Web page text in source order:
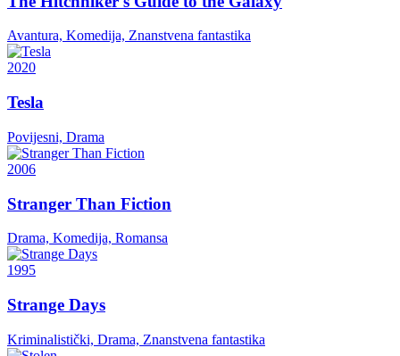
Avantura, Komedija, Znanstvena fantastika
2020
Tesla
Povijesni, Drama
2006
Stranger Than Fiction
Drama, Komedija, Romansa
1995
Strange Days
Kriminalistički, Drama, Znanstvena fantastika